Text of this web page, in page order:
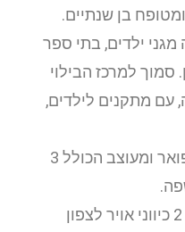
ילדים, בתי ספר
סמוך למרכז הבילוי
עם מתקנים לילדים,
בניין בן 13 קומות עם לובי מפואר ומעוצב הכולל 3
הדירה ממוקמת בקומה 4 עם 2 כיווני אויר לצפון